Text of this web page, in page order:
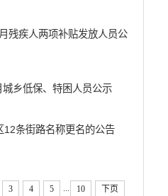
残疾人两项补贴发放人员公
乡低保、特困人员公示
12条街路名称更名的公告
3 4 5 10 下页